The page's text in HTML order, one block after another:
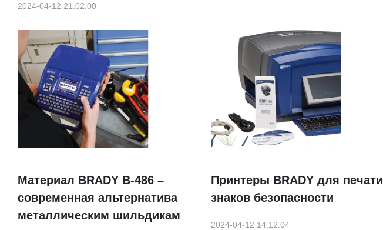
2024-04-12 21:02:00
Материал BRADY B-486 –
современная альтернатива
металлическим шильдикам
Принтеры BRADY для печати
знаков безопасности
2024-04-12 14:12:04